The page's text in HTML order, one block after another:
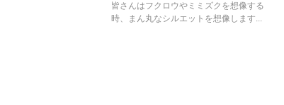
皆さんはフクロウやミミズクを想像する
時、まん丸なシルエットを想像します...